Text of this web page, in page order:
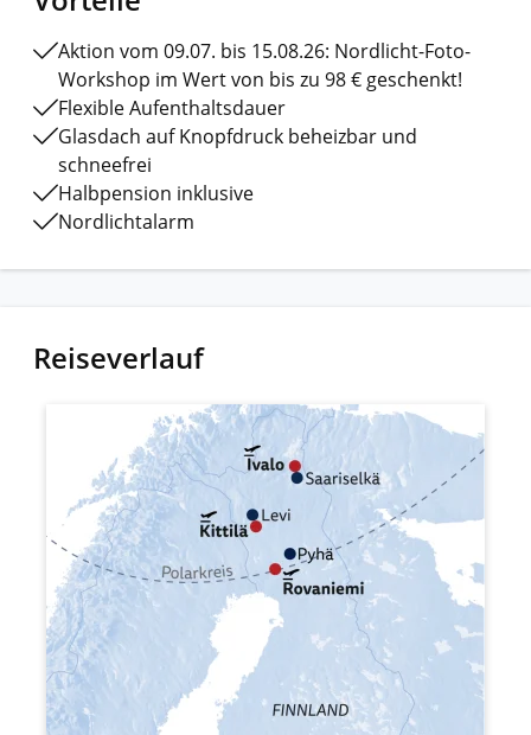
Aktion vom 09.07. bis 15.08.26: Nordlicht-Foto-
Workshop im Wert von bis zu 98 € geschenkt!
Flexible Aufenthaltsdauer
Glasdach auf Knopfdruck beheizbar und
schneefrei
Halbpension inklusive
Nordlichtalarm
Reiseverlauf